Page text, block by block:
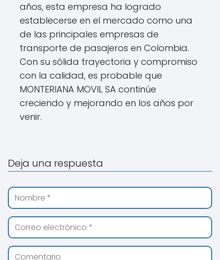
años, esta empresa ha logrado
establecerse en el mercado como una
de las principales empresas de
transporte de pasajeros en Colombia.
Con su sólida trayectoria y compromiso
con la calidad, es probable que
MONTERIANA MOVIL SA continúe
creciendo y mejorando en los años por
venir.
Deja una respuesta